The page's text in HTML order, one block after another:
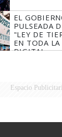
EL
PULSEADA
"LEY DE
EN TODA LA
DIGITAL
Espacio